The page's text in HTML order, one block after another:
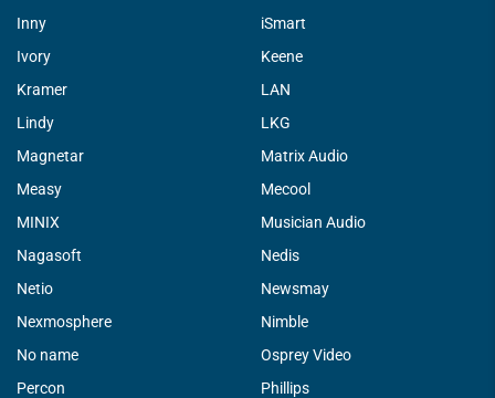
Inny
iSmart
Ivory
Keene
Kramer
LAN
Lindy
LKG
Magnetar
Matrix Audio
Measy
Mecool
MINIX
Musician Audio
Nagasoft
Nedis
Netio
Newsmay
Nexmosphere
Nimble
No name
Osprey Video
Percon
Phillips